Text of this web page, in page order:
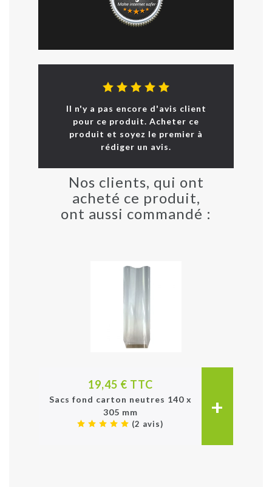
Il n'y a pas encore d'avis client
pour ce produit. Acheter ce
produit et soyez le premier à
rédiger un avis.
Nos clients, qui ont
acheté ce produit,
ont aussi commandé :
19,45 € TTC
Sacs fond carton neutres 140 x
305 mm
(2 avis)
+